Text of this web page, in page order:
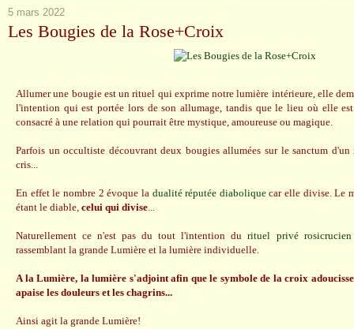
5 mars 2022
Les Bougies de la Rose+Croix
Allumer une bougie est un rituel qui exprime notre lumière intérieure, elle
l'intention qui est portée lors de son allumage, tandis que le lieu où elle
consacré à une relation qui pourrait être mystique, amoureuse ou magique.
Parfois un occultiste découvrant deux bougies allumées sur le sanctum d'un
cris...
En effet le nombre 2 évoque la dualité réputée diaboliquecar elle divise. Le
étant le diable, celui qui divise...
Naturellement ce n'est pas du tout l'intention durituel privé rosicrucien
rassemblant la grande Lumière et la lumière individuelle.
A la Lumière, la lumière s'adjoint afin que le symbole de la croix
apaise les douleurs et les chagrins...
Ainsi agit la grande Lumière!